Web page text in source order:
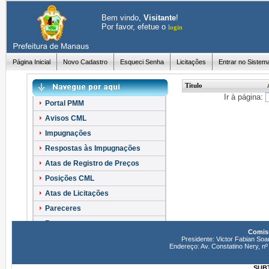
Bem vindo, Visitante!
Por favor, efetue o login
Página Inicial Novo Cadastro Esqueci Senha Licitações Entrar no
Portal PMM
Avisos CML
Impugnações
Respostas às Impugnações
Atas de Registro de Preços
Posições CML
Atas de Licitações
Pareceres
Recursos
Título
Ir à página:
Presidente: Victor Fabian
Endereço: Av. Constatino Nery,